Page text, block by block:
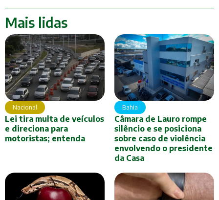
Mais lidas
Nacional
Lei tira multa de veículos
e direciona para
motoristas; entenda
Bahia
Câmara de Lauro rompe
silêncio e se posiciona
sobre caso de violência
envolvendo o presidente
da Casa